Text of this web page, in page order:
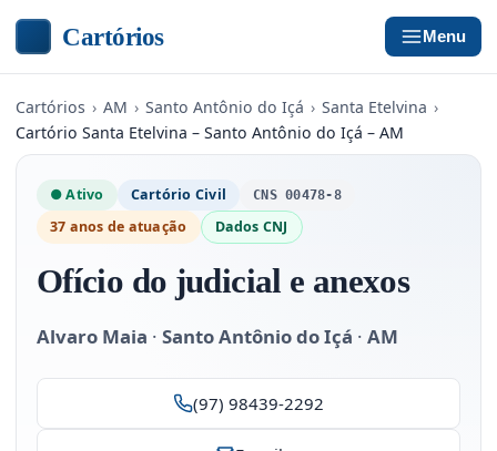
Cartórios Menu
Cartórios › AM › Santo Antônio do Içá › Santa Etelvina ›
Cartório Santa Etelvina – Santo Antônio do Içá – AM
● Ativo Cartório Civil CNS 00478-8
37 anos de atuação Dados CNJ
Ofício do judicial e anexos
Alvaro Maia · Santo Antônio do Içá · AM
(97) 98439-2292